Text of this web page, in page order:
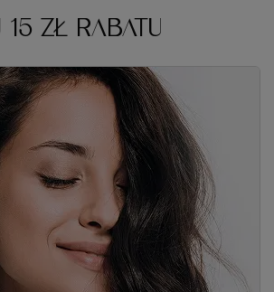
15 ZŁ RABATU